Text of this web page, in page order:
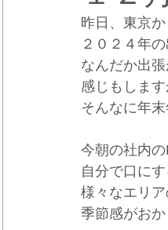
CRMブランディング®
昨日、東京か
２０２４年
なんだか出
感じもしま
そんなに年末
今朝の社内
自分で口に
様々なエリ
季節感がおか